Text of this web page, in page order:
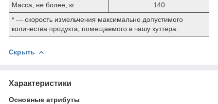
Масса, не более, кг
140
* ― скорость измельчения максимально допустимого
количества продукта, помещаемого в чашу куттера.
Скрыть
Характеристики
Основные атрибуты